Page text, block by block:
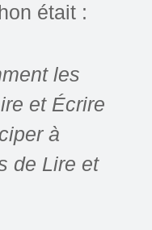
était :
les
et Écrire
à
de Lire et